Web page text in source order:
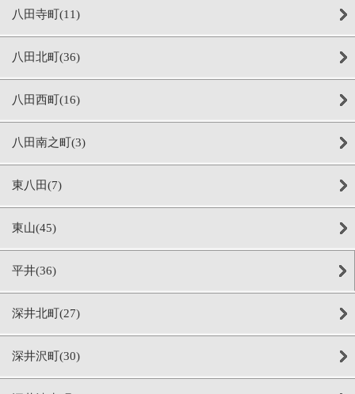
八田寺町(11)
八田北町(36)
八田西町(16)
八田南之町(3)
東八田(7)
東山(45)
平井(36)
深井北町(27)
深井沢町(30)